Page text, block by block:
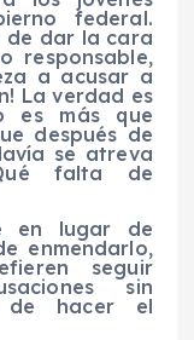
federal.
de dar la cara
responsable,
a acusar a
La verdad es
es más que
después de
se atreva
falta de
en lugar de
enmendarlo,
seguir
sin
de hacer el